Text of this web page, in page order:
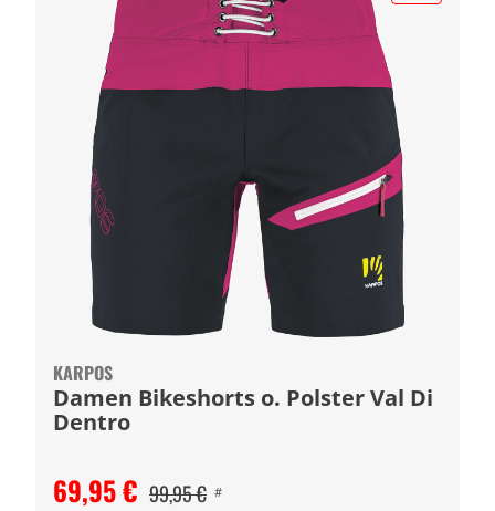
KARPOS
Damen Bikeshorts o. Polster Val Di
Dentro
69,95 € 99,95 € #